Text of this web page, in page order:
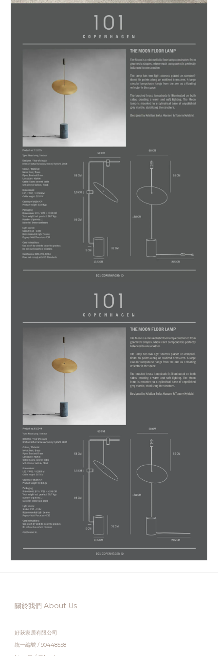
關於我們 About Us
好萩家居有限公司
統一編號 / 90448558